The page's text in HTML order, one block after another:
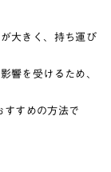
大きく、持ち運び
響を受けるため、
すすめの方法で